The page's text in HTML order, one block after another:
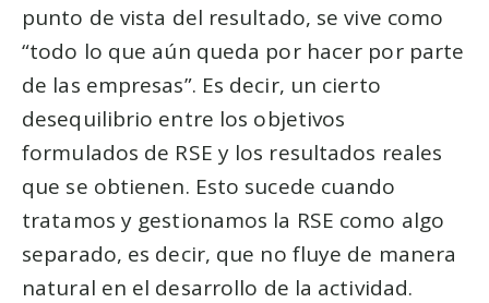
punto de vista del resultado, se vive como
“todo lo que aún queda por hacer por parte
de las empresas”. Es decir, un cierto
desequilibrio entre los objetivos
formulados de RSE y los resultados reales
que se obtienen. Esto sucede cuando
tratamos y gestionamos la RSE como algo
separado, es decir, que no fluye de manera
natural en el desarrollo de la actividad.